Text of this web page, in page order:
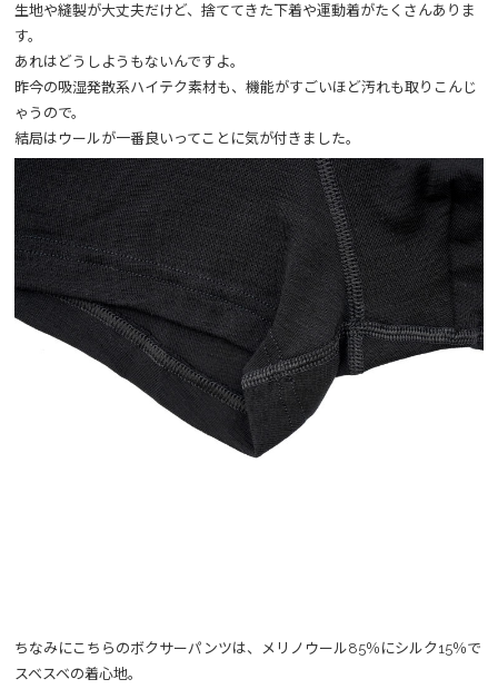
生地や縫製が大丈夫だけど、捨ててきた下着や運動着がたくさんありま
す。
あれはどうしようもないんですよ。
昨今の吸湿発散系ハイテク素材も、機能がすごいほど汚れも取りこんじ
ゃうので。
結局はウールが一番良いってことに気が付きました。
ちなみにこちらのボクサーパンツは、メリノウール85％にシルク15％で
スベスベの着心地。